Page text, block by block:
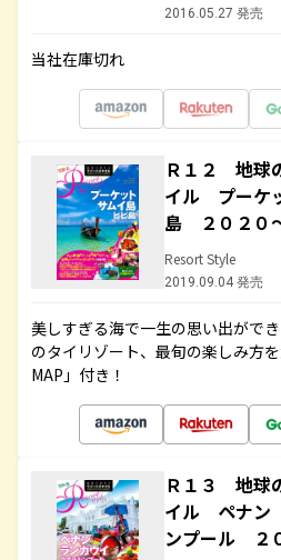
2016.05.27 発売
当社在庫切れ
Ｒ１２ 地球
イル プーケ
島 ２０２０
Resort Style
2019.09.04 発売
美しすぎる海で一生の思い出がで
のタイリゾート、最旬の楽しみ方
MAP」付き！
Ｒ１３ 地球
イル ペナン
ンプール ２